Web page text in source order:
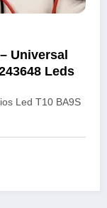
Universal
Leds
Led T10 BA9S